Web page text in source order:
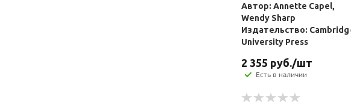
Автор: Annette Capel,
Wendy Sharp
Издательство: Cambridge
University Press
2 355 руб./шт
Есть в наличии